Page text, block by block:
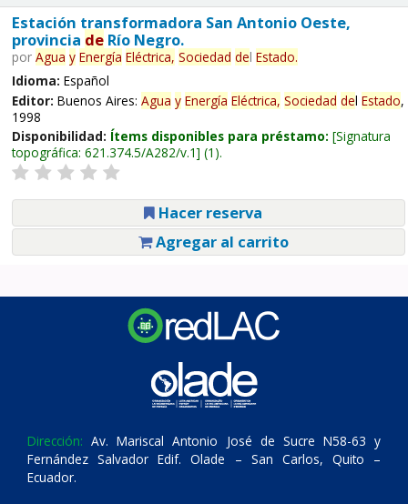
Estación transformadora San Antonio Oeste,
provincia deRío Negro.
por Agua y Energía Eléctrica, Sociedad del Estado.
Idioma: Español
Editor: Buenos Aires: Agua y Energía Eléctrica, Sociedad del Estado,
1998
Disponibilidad: Ítems disponibles para préstamo: Signatura
topográfica: 621.374.5/A282/v.1 (1).
Hacer reserva
Agregar al carrito
Dirección: Av. Mariscal Antonio José de Sucre N58-63 y
Fernández Salvador Edif. Olade – San Carlos, Quito –
Ecuador.